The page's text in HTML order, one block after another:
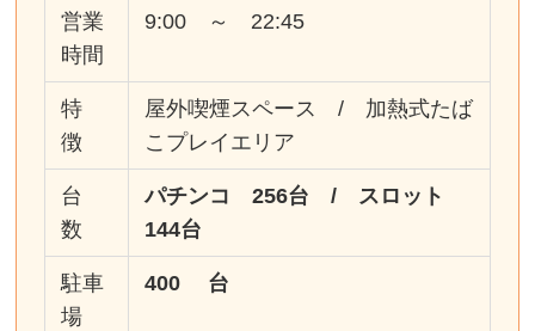
営業
時間
9:00 ～ 22:45
特
徴
屋外喫煙スペース / 加熱式たば
こプレイエリア
台
数
パチンコ 256台 / スロット
144台
駐車
場
400 台